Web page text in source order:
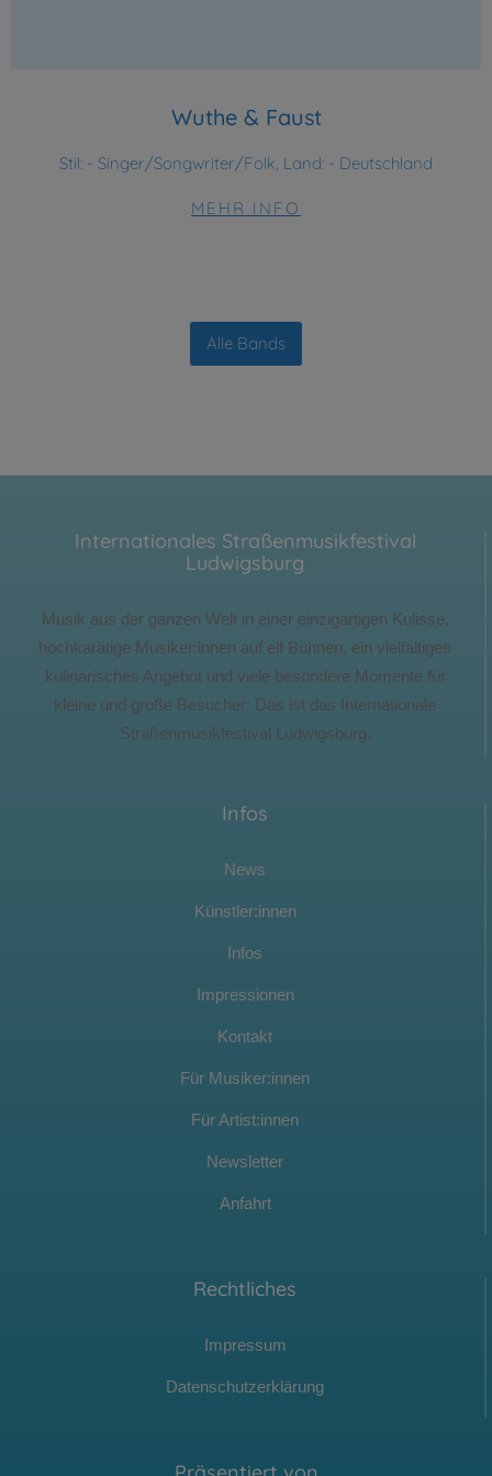
Wuthe & Faust
Stil: - Singer/Songwriter/Folk, Land: - Deutschland
MEHR INFO
Alle Bands
Internationales Straßenmusikfestival
Ludwigsburg
Musik aus der ganzen Welt in einer einzigartigen Kulisse,
hochkarätige Musiker:innen auf elf Bühnen, ein vielfältiges
kulinarisches Angebot und viele besondere Momente für
kleine und große Besucher: Das ist das Internationale
Straßenmusikfestival Ludwigsburg.
Infos
News
Künstler:innen
Infos
Impressionen
Kontakt
Für Musiker:innen
Für Artist:innen
Newsletter
Anfahrt
Rechtliches
Impressum
Datenschutzerklärung